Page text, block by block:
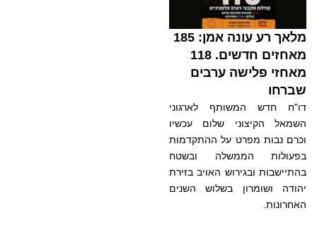
מלאך רע עונה אמן: 185
מאחזים חדשים. 118
מאחזי פלישה ערבים
שברחו
דו"ח חדש המשותף לארגוני
השמאל הקיצוני שלום עכשיו
וכרם נבות מפרט על ההתקדמות
בפעולות הממשלה ובשטח
בהתיישבות ובגירוש האויב בזירת
יהודה ושומרון בשלוש השנים
האחרונות.